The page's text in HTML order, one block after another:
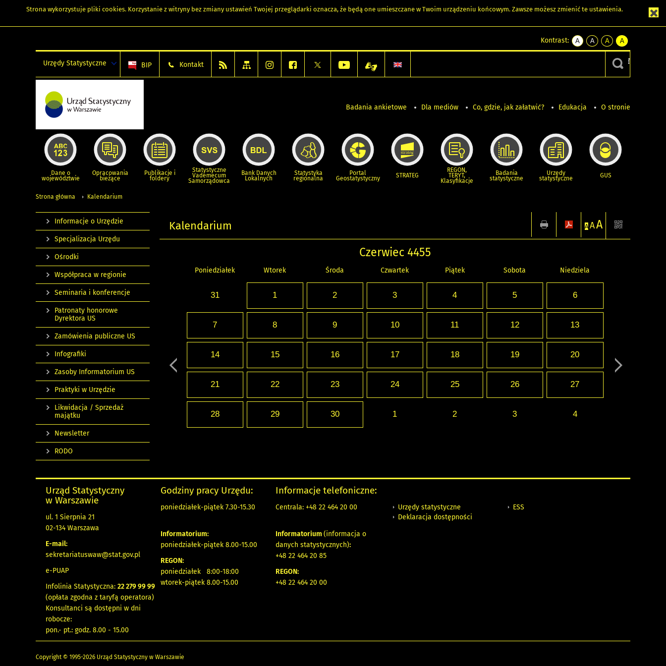
Strona wykorzystuje pliki cookies. Korzystanie z witryny bez zmiany ustawień Twojej przeglądarki oznacza, że będą one umieszczane w Twoim urządzeniu końcowym. Zawsze możesz zmienić te ustawienia.
Kontrast:
A
kontrast
A
kontrast
czarnym
A
kontrast
żółty
tekst
czarnym
A
kontrast
czarny
tekst
żółtym
Urzędy Statystyczne BIP Kontakt
Badania ankietowe Dla mediów Co, gdzie, jak załatwić? Edukacja O stronie
Dane o
województwie
Opracowania
bieżące
Publikacje i
foldery
Statystyczne
Vademecum
Samorządowca
Bank Danych
Lokalnych
Statystyka
regionalna
Portal
Geostatystyczny STRATEG
REGON,
TERYT,
Klasyfikacje
Badania
statystyczne
Urzędy
statystyczne GUS
Strona główna Kalendarium
Kalendarium A AA
Czerwiec 4455
Poniedziałek Wtorek Środa Czwartek Piątek Sobota Niedziela
31 1 2 3 4 5 6
7 8 9 10 11 12 13
14 15 16 17 18 19 20
21 22 23 24 25 26 27
28 29 30 1 2 3 4
Informacje o Urzędzie
Specjalizacja Urzędu
Ośrodki
Współpraca w regionie
Seminaria i konferencje
Patronaty honorowe
Dyrektora US
Zamówienia publiczne US
Infografiki
Zasoby Informatorium US
Praktyki w Urzędzie
Likwidacja / Sprzedaż
majątku
Newsletter
RODO
Urząd Statystyczny
w Warszawie
ul. 1 Sierpnia 21
02-134 Warszawa
E-mail:
sekretariatuswaw@stat.gov.pl
e-PUAP
Infolinia Statystyczna: 22 279 99 99
(opłata zgodna z taryfą operatora)
Konsultanci są dostępni w dni
robocze:
pon.- pt.: godz. 8.00 - 15.00
Godziny pracy Urzędu:
poniedziałek-piątek 7.30-15.30
Informatorium:
poniedziałek-piątek 8.00-15.00
REGON:
poniedziałek 8:00-18:00
wtorek-piątek 8.00-15.00
Informacje telefoniczne:
Centrala: +48 22 464 20 00
Informatorium (informacja o
danych statystycznych):
+48 22 464 20 85
REGON:
+48 22 464 20 00
Urzędy statystyczne
Deklaracja dostępności
ESS
Copyright © 1995-2026 Urząd Statystyczny w Warszawie